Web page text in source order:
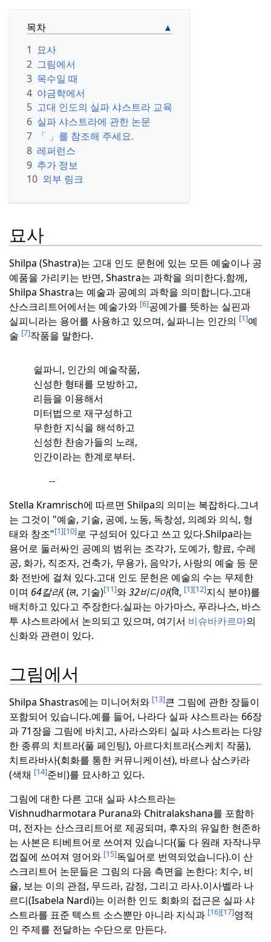
목차
1 묘사
2 그림에서
3 목수일 때
4 야금학에서
5 고대 인도의 실파 샤스트라 교육
6 실파 샤스트라에 관한 논문
7
「 」를 참조해 주세요.
8 레퍼런스
9 추가 정보
10 외부 링크
묘사
Shilpa (Shastra)는 고대 인도 문헌에 있는 모든 예술이나 공
예품을 가리키는 반면, Shastra는 과학을 의미한다.함께,
Shilpa Shastra는 예술과 공예의 과학을 의미합니다.고대
산스크리트어에서는 예술가와 [6]공예가를 뜻하는 실핀과
실피니라는 용어를 사용하고 있으며, 실파니는 인간의 [1]예
술 [7]작품을 말한다.
쉴파니, 인간의 예술작품,
신성한 형태를 모방하고,
리듬을 이용해서
미터법으로 재구성하고
무한한 지식을 해석하고
신성한 찬송가들의 노래,
인간이라는 한계로부터.
--
Stella Kramrisch에 따르면 Shilpa의 의미는 복잡하다.그녀
는 그것이 "예술, 기술, 공예, 노동, 독창성, 의례와 의식, 형
태와 창조"[1][10]로 구성되어 있다고 쓰고 있다.Shilpa라는
용어로 둘러싸인 공예의 범위는 조각가, 도예가, 향료, 수레
공, 화가, 직조자, 건축가, 무용가, 음악가, 사랑의 예술 등 문
화 전반에 걸쳐 있다.고대 인도 문헌은 예술의 수는 무제한
이며 64칼라( (ल, 기술)[11]와32비디아(वि, [1][12]지식 분야)를
배치하고 있다고 주장한다.실파는 아가마스, 푸라나스, 바스
투 샤스트라에서 논의되고 있으며, 여기서 비슈바카르마의
신화와 관련이 있다.
그림에서
Shilpa Shastras에는 미니어처와 [13]큰 그림에 관한 장들이
포함되어 있습니다.예를 들어, 나라다 실파 샤스트라는 66장
과 71장을 그림에 바치고, 사라스와티 실파 샤스트라는 다양
한 종류의 치트라(풀 페인팅), 아르다치트라(스케치 작품),
치트라바사(회화를 통한 커뮤니케이션), 바르나 삼스카라
(색채 [14]준비)를 묘사하고 있다.
그림에 대한 다른 고대 실파 샤스트라는
Vishnudharmotara Purana와 Chitralakshana를 포함하
며, 전자는 산스크리트어로 제공되며, 후자의 유일한 현존하
는 사본은 티베트어로 쓰여져 있습니다(둘 다 원래 자작나무
껍질에 쓰여져 영어와 [15]독일어로 번역되었습니다).이 산
스크리트어 논문들은 그림의 다음 측면을 논한다: 치수, 비
율, 보는 이의 관점, 무드라, 감정, 그리고 라사.이사벨라 나
르디(Isabela Nardi)는 이러한 인도 회화의 접근은 실파 샤
스트라를 표준 텍스트 소스뿐만 아니라 지식과 [16][17]영적
인 주제를 전달하는 수단으로 만든다.